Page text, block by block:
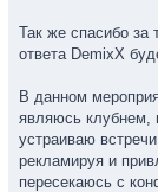
Так же спасибо за
ответа DemixX
В данном
являюсь клубнем,
устраиваю
рекламируя и
пересекаюсь с